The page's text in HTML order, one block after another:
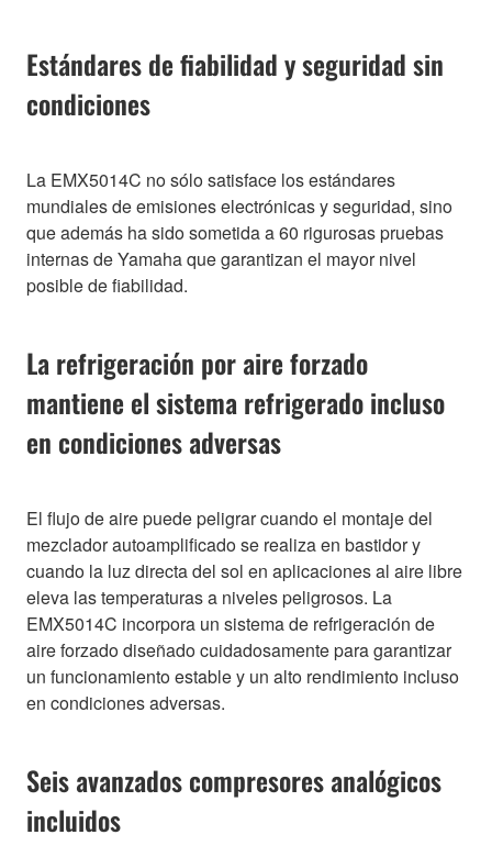
Estándares de fiabilidad y seguridad sin
condiciones
La EMX5014C no sólo satisface los estándares
mundiales de emisiones electrónicas y seguridad, sino
que además ha sido sometida a 60 rigurosas pruebas
internas de Yamaha que garantizan el mayor nivel
posible de fiabilidad.
La refrigeración por aire forzado
mantiene el sistema refrigerado incluso
en condiciones adversas
El flujo de aire puede peligrar cuando el montaje del
mezclador autoamplificado se realiza en bastidor y
cuando la luz directa del sol en aplicaciones al aire libre
eleva las temperaturas a niveles peligrosos. La
EMX5014C incorpora un sistema de refrigeración de
aire forzado diseñado cuidadosamente para garantizar
un funcionamiento estable y un alto rendimiento incluso
en condiciones adversas.
Seis avanzados compresores analógicos
incluidos